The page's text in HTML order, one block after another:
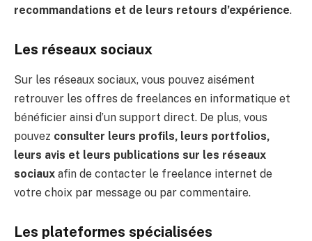
recommandations et de leurs retours d’expérience.
Les réseaux sociaux
Sur les réseaux sociaux, vous pouvez aisément
retrouver les offres de freelances en informatique et
bénéficier ainsi d’un support direct. De plus, vous
pouvez consulter leurs profils, leurs portfolios,
leurs avis et leurs publications sur les réseaux
sociaux afin de contacter le freelance internet de
votre choix par message ou par commentaire.
Les plateformes spécialisées